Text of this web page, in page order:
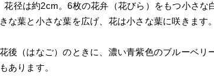
花径は約2cm。6枚の花弁（花びら）をもつ小さな
な葉と小さな葉を広げ、花は小さな葉に咲きます。
後（はなご）のときに、濃い青紫色のブルーベリ
あります。